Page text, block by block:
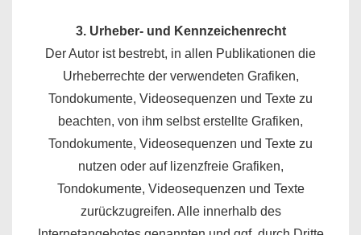
3. Urheber- und Kennzeichenrecht
Der Autor ist bestrebt, in allen Publikationen die
Urheberrechte der verwendeten Grafiken,
Tondokumente, Videosequenzen und Texte zu
beachten, von ihm selbst erstellte Grafiken,
Tondokumente, Videosequenzen und Texte zu
nutzen oder auf lizenzfreie Grafiken,
Tondokumente, Videosequenzen und Texte
zurückzugreifen. Alle innerhalb des